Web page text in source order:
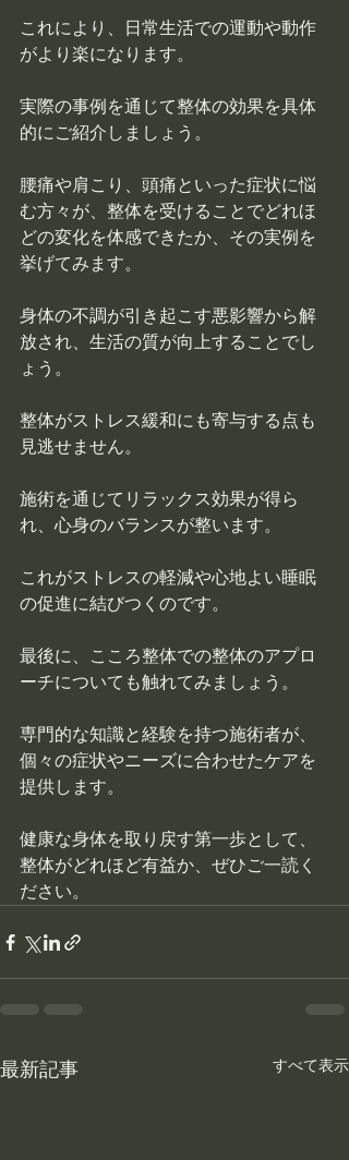
これにより、日常生活での運動や動作
がより楽になります。
実際の事例を通じて整体の効果を具体
的にご紹介しましょう。
腰痛や肩こり、頭痛といった症状に悩
む方々が、整体を受けることでどれほ
どの変化を体感できたか、その実例を
挙げてみます。
身体の不調が引き起こす悪影響から解
放され、生活の質が向上することでし
ょう。
整体がストレス緩和にも寄与する点も
見逃せません。
施術を通じてリラックス効果が得ら
れ、心身のバランスが整います。
これがストレスの軽減や心地よい睡眠
の促進に結びつくのです。
最後に、こころ整体での整体のアプロ
ーチについても触れてみましょう。
専門的な知識と経験を持つ施術者が、
個々の症状やニーズに合わせたケアを
提供します。
健康な身体を取り戻す第一歩として、
整体がどれほど有益か、ぜひご一読く
ださい。
最新記事 すべて表示